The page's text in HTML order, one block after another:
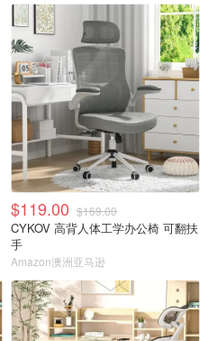
$119.00 $169.00
CYKOV 高背人体工学办公椅 可翻扶
手
Amazon澳洲亚马逊